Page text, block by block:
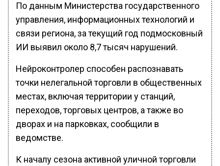
По данным Министерства государственного
управления, информационных технологий и
связи региона, за текущий год подмосковный
ИИ выявил около 8,7 тысяч нарушений.
Нейроконтролер способен распознавать
точки нелегальной торговли в общественных
местах, включая территории у станций,
переходов, торговых центров, а также во
дворах и на парковках, сообщили в
ведомстве.
К началу сезона активной уличной торговли